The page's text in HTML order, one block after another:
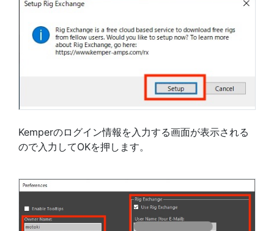
Kemperのログイン情報を入力する画面が表示される
ので入力してOKを押します。